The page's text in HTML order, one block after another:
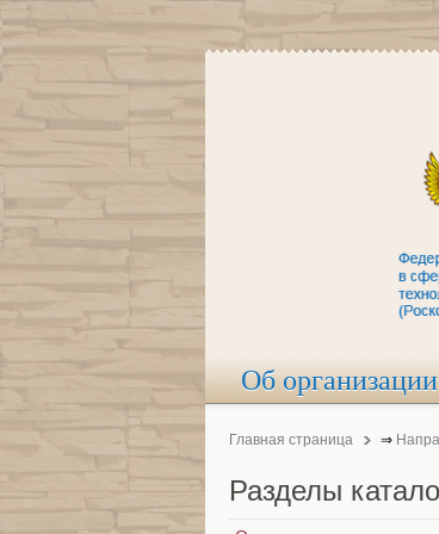
Об организации
Главная страница ⇒
Разделы